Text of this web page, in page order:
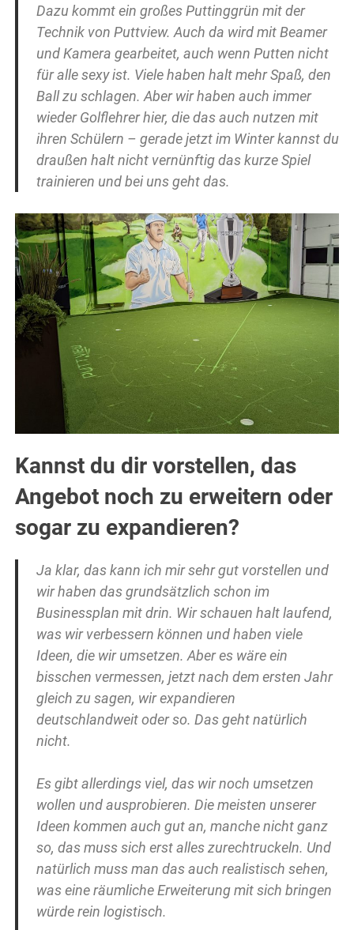
Dazu kommt ein großes Puttinggrün mit der
Technik von Puttview. Auch da wird mit Beamer
und Kamera gearbeitet, auch wenn Putten nicht
für alle sexy ist. Viele haben halt mehr Spaß, den
Ball zu schlagen. Aber wir haben auch immer
wieder Golflehrer hier, die das auch nutzen mit
ihren Schülern – gerade jetzt im Winter kannst du
draußen halt nicht vernünftig das kurze Spiel
trainieren und bei uns geht das.
Kannst du dir vorstellen, das
Angebot noch zu erweitern oder
sogar zu expandieren?
Ja klar, das kann ich mir sehr gut vorstellen und
wir haben das grundsätzlich schon im
Businessplan mit drin. Wir schauen halt laufend,
was wir verbessern können und haben viele
Ideen, die wir umsetzen. Aber es wäre ein
bisschen vermessen, jetzt nach dem ersten Jahr
gleich zu sagen, wir expandieren
deutschlandweit oder so. Das geht natürlich
nicht.
Es gibt allerdings viel, das wir noch umsetzen
wollen und ausprobieren. Die meisten unserer
Ideen kommen auch gut an, manche nicht ganz
so, das muss sich erst alles zurechtruckeln. Und
natürlich muss man das auch realistisch sehen,
was eine räumliche Erweiterung mit sich bringen
würde rein logistisch.